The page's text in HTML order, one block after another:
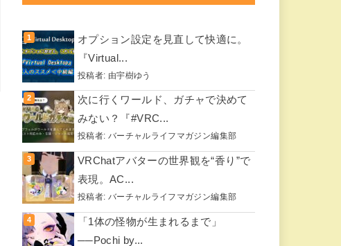
オプション設定を見直して快適に。
『Virtual...
投稿者: 由宇樹ゆう
次に行くワールド、ガチャで決めて
みない？『#VRC...
投稿者: バーチャルライフマガジン編集部
VRChatアバターの世界観を“香り”で
表現。AC...
投稿者: バーチャルライフマガジン編集部
「1体の怪物が生まれるまで」
──Pochi by...